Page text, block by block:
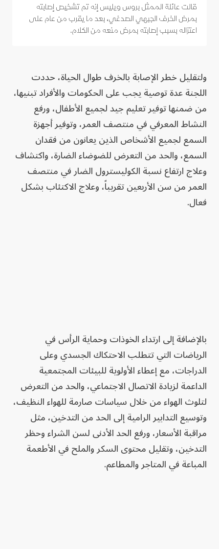
قالت عائلة الممثل بروس ويليس إنه تم تشخيص إصابته
بمرض الخرف الجبهي الصدغي، بعد ما يقرب من عام على
اعتزاله بسبب إصابته بمرض منعه من الكلام.
ولتقليل خطر الإصابة بالخرف طوال الحياة، حددت
اللجنة عدة توصية يجب على الحكومات والأفراد تبنيها،
من ضمنها توفير تعليم جيد لجميع الأطفال، ورفع
النشاط المعرفي في منتصف العمر، وتوفير أجهزة
السمع لجميع الأشخاص الذين يعانون من فقدان
السمع، والحد من التعرض للضوضاء الضارة، واكتشاف
وعلاج ارتفاع نسبة الكوليسترول الضار في منتصف
العمر من سن الأربعين تقريباً، وعلاج الاكتئاب بشكل
فعال.
بالإضافة إلى ارتداء الخوذات وحماية الرأس في
الرياضات التي تتطلب الاحتكاك الجسدي وعلى
الدراجات، مع إعطاء الأولوية للبيئات المجتمعية
الداعمة لزيادة الاتصال الاجتماعي، والحد من التعرض
لتلوث الهواء من خلال سياسات صارمة للهواء النظيف،
وتوسيع التدابير الرامية إلى الحد من التدخين، مثل
مراقبة الأسعار، ورفع الحد الأدنى لسن الشراء وحظر
التدخين، وتقليل محتوى السكر والملح في الأطعمة
المباعة في المتاجر والمطاعم.